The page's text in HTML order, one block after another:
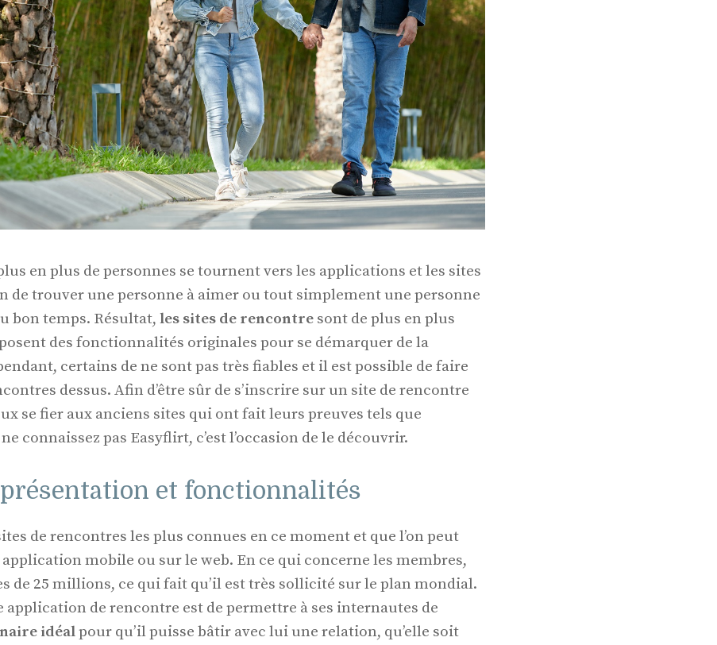
en plus de personnes se tournent vers les applications et les sites
de trouver une personne à aimer ou tout simplement une personne
bon temps. Résultat, les sites de rencontre sont de plus en plus
des fonctionnalités originales pour se démarquer de la
certains de ne sont pas très fiables et il est possible de faire
dessus. Afin d’être sûr de s’inscrire sur un site de rencontre
se fier aux anciens sites qui ont fait leurs preuves tels que
connaissez pas Easyflirt, c’est l’occasion de le découvrir.
et fonctionnalités
de rencontres les plus connues en ce moment et que l’on peut
mobile ou sur le web. En ce qui concerne les membres,
de 25 millions, ce qui fait qu’il est très sollicité sur le plan mondial.
application de rencontre est de permettre à ses internautes de
idéalpour qu’il puisse bâtir avec lui une relation, qu’elle soit